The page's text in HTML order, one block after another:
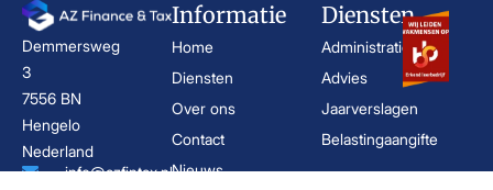
Demmersweg
3
7556 BN
Hengelo
Nederland
info@azfintax.nl
Informatie
Home
Diensten
Over ons
Contact
Nieuws
Diensten
Administratie
Advies
Jaarverslagen
Belastingaangifte